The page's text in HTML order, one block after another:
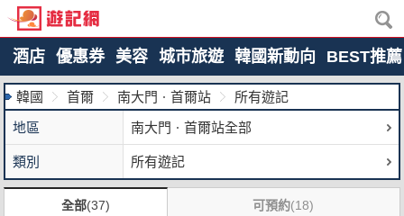
酒店 優惠券 美容 城市旅遊 韓國新動向 BEST推薦
韓國 首爾 南大門ㆍ首爾站
所有遊記
地區
南大門ㆍ首爾站全部
類別 所有遊記
全部(37) 可預約(18)